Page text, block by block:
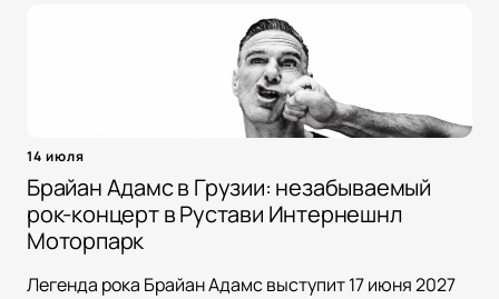
14 июля
Брайан Адамс в Грузии: незабываемый
рок-концерт в Рустави Интернешнл
Моторпарк
Легенда рока Брайан Адамс выступит 17 июня 2027